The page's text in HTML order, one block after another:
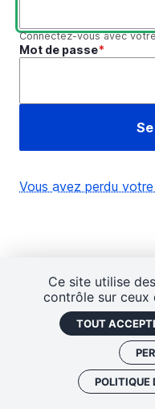
Ce site utilise
contrôle sur ceux
TOUT
POLITIQUE
Connectez-vous avec
Mot de passe
Vous avez perdu